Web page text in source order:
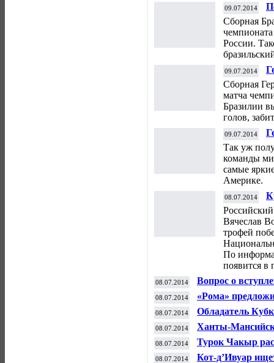
09.07.2014
Сборная
России.
09.07.2014
Сборная
матча
Бразилии
голов,
09.07.2014
Так уж
команды
самые
Америке.
08.07.2014
Вячеслав
трофей
По
появится в
08.07.2014
Вопрос о
в течение двух
08.07.2014
«Рома»
футболиста
08.07.2014
Обладатель
килограммовый
08.07.2014
Ханты-Мансийск
по биатлону
08.07.2014
Турок Чакыр
Нидерланды -
08.07.2014 Кот-д’Ивуар